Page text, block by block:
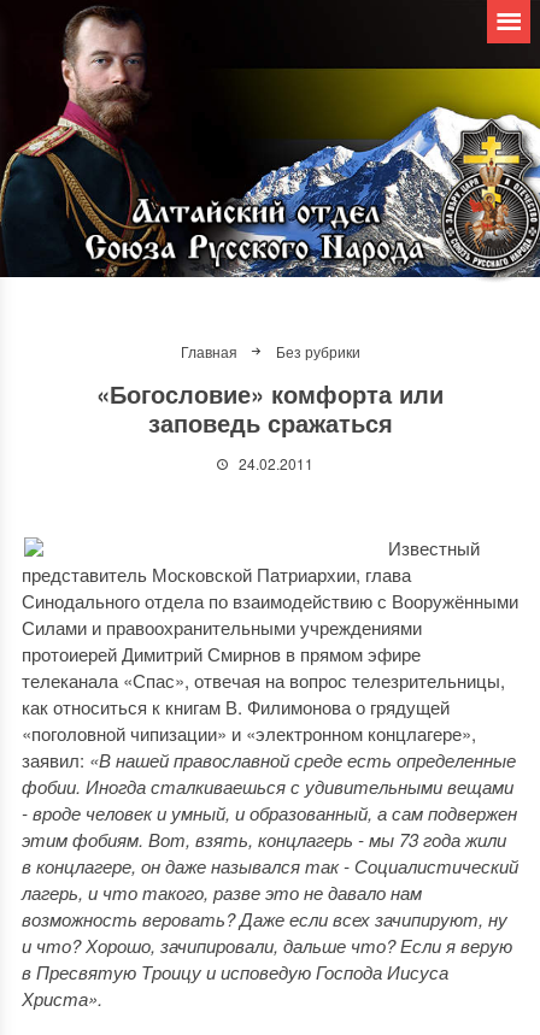
Главная Без рубрики
«Богословие» комфорта или
заповедь сражаться
24.02.2011
Известный
представитель Московской Патриархии, глава
Синодального отдела по взаимодействию с Вооружёнными
Силами и правоохранительными учреждениями
протоиерей Димитрий Смирнов в прямом эфире
телеканала «Спас», отвечая на вопрос телезрительницы,
как относиться к книгам В. Филимонова о грядущей
«поголовной чипизации» и «электронном концлагере»,
заявил: «В нашей православной среде есть определенные
фобии. Иногда сталкиваешься с удивительными вещами
- вроде человек и умный, и образованный, а сам подвержен
этим фобиям. Вот, взять, концлагерь - мы 73 года жили
в концлагере, он даже назывался так - Социалистический
лагерь, и что такого, разве это не давало нам
возможность веровать? Даже если всех зачипируют, ну
и что? Хорошо, зачипировали, дальше что? Если я верую
в Пресвятую Троицу и исповедую Господа Иисуса
Христа».